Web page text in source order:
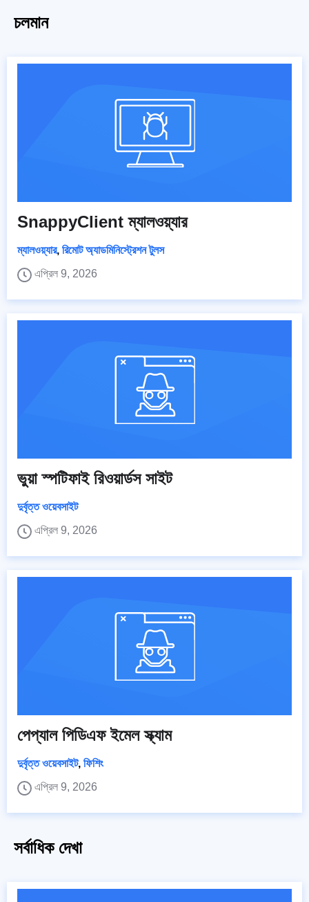
চলমান
SnappyClient ম্যালওয়্যার
ম্যালওয়্যার, রিমোট অ্যাডমিনিস্ট্রেশন টুলস
এপ্রিল 9, 2026
ভুয়া স্পটিফাই রিওয়ার্ডস সাইট
দুর্বৃত্ত ওয়েবসাইট
এপ্রিল 9, 2026
পেপ্যাল পিডিএফ ইমেল স্ক্যাম
দুর্বৃত্ত ওয়েবসাইট, ফিশিং
এপ্রিল 9, 2026
সর্বাধিক দেখা